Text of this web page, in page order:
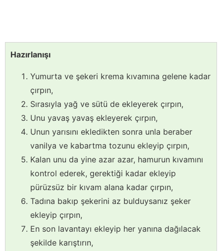
Hazırlanışı
Yumurta ve şekeri krema kıvamına gelene kadar
çırpın,
Sırasıyla yağ ve sütü de ekleyerek çırpın,
Unu yavaş yavaş ekleyerek çırpın,
Unun yarısını ekledikten sonra unla beraber
vanilya ve kabartma tozunu ekleyip çırpın,
Kalan unu da yine azar azar, hamurun kıvamını
kontrol ederek, gerektiği kadar ekleyip
pürüzsüz bir kıvam alana kadar çırpın,
Tadına bakıp şekerini az bulduysanız şeker
ekleyip çırpın,
En son lavantayı ekleyip her yanına dağılacak
şekilde karıştırın,